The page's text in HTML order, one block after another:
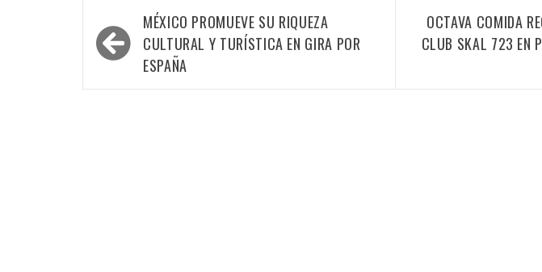
Navegación
de
entradas
MÉXICO PROMUEVE SU RIQUEZA
CULTURAL Y TURÍSTICA EN GIRA POR
ESPAÑA
OCTAVA COMIDA
CLUB SKAL 723 EN